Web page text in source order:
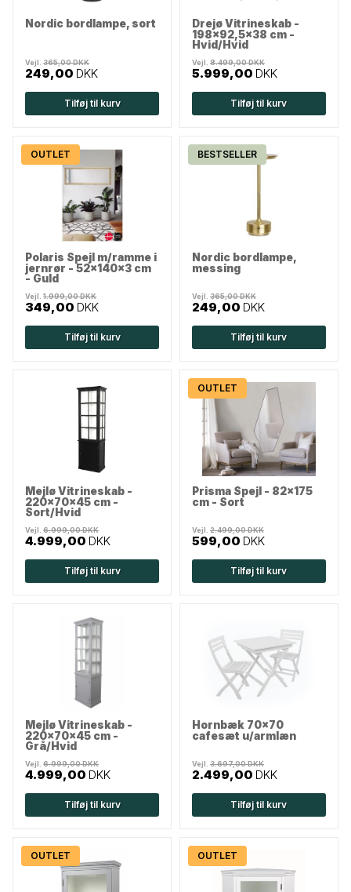
Nordic bordlampe, sort
249,00 DKK
Vejl.365,00 DKK
Tilføj til kurv
Drejø Vitrineskab -
198x92,5x38 cm -
Hvid/Hvid
5.999,00 DKK
Vejl. 8.499,00 DKK
Tilføj til kurv
OUTLET
Polaris Spejl m/ramme i
jernrør - 52x140x3 cm
- Guld
349,00 DKK
Vejl.1.999,00 DKK
Tilføj til kurv
BESTSELLER
Nordic bordlampe,
messing
249,00 DKK
Vejl. 365,00 DKK
Tilføj til kurv
Mejlø Vitrineskab -
220x70x45 cm -
Sort/Hvid
4.999,00 DKK
Vejl.6.999,00 DKK
Tilføj til kurv
OUTLET
Prisma Spejl - 82x175
cm - Sort
599,00 DKK
Vejl. 2.499,00 DKK
Tilføj til kurv
Mejlø Vitrineskab -
220x70x45 cm -
Grå/Hvid
4.999,00 DKK
Vejl.6.999,00 DKK
Tilføj til kurv
Hornbæk 70x70
cafesæt u/armlæn
2.499,00 DKK
Vejl. 3.697,00 DKK
Tilføj til kurv
OUTLET OUTLET